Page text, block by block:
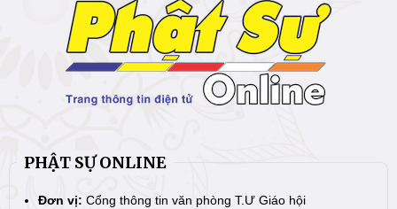
PHẬT SỰ ONLINE
Đơn vị: Cổng thông tin văn phòng T.Ư Giáo hội